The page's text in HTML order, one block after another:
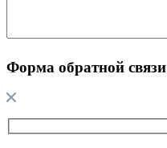
Форма обратной связи